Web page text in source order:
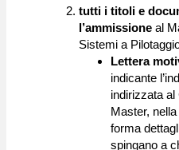
tutti i titoli e
l’ammissioneal
Sistemi a
Lettera
indicante
indirizzata
Master,
forma
spingano a